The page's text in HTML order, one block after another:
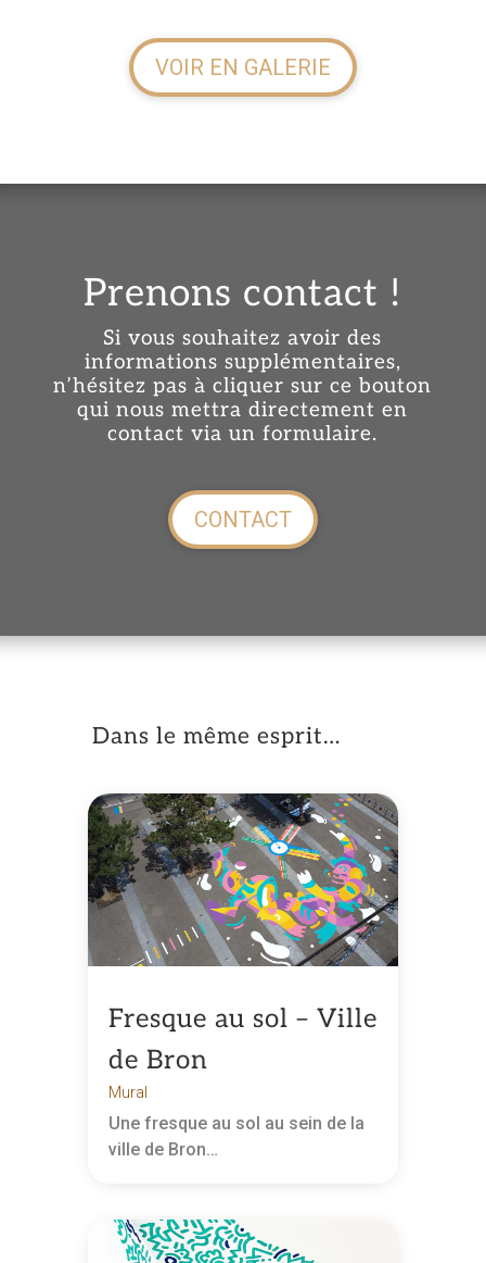
VOIR EN GALERIE
Prenons contact !
Si vous souhaitez avoir des
informations supplémentaires,
n’hésitez pas à cliquer sur ce bouton
qui nous mettra directement en
contact via un formulaire.
CONTACT
Dans le même esprit…
Fresque au sol – Ville
de Bron
Mural
Une fresque au sol au sein de la
ville de Bron…